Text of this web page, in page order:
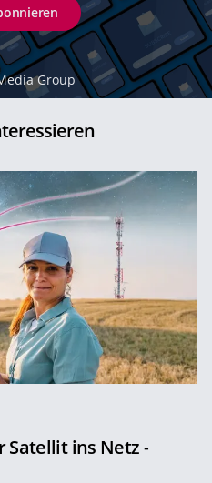
Group
Satellit ins Netz -